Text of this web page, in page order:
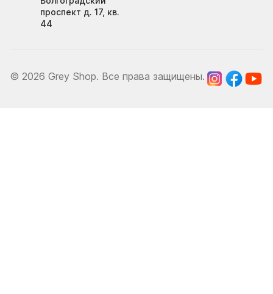
проспект д. 17, кв.
44
© 2026 Grey Shop. Все права защищены.